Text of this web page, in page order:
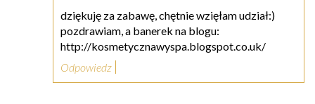
dziękuję za zabawę, chętnie wzięłam udział:)
pozdrawiam, a banerek na blogu:
http://kosmetycznawyspa.blogspot.co.uk/
Odpowiedz